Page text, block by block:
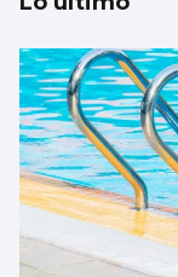
El Gobierno
Ponteareas y